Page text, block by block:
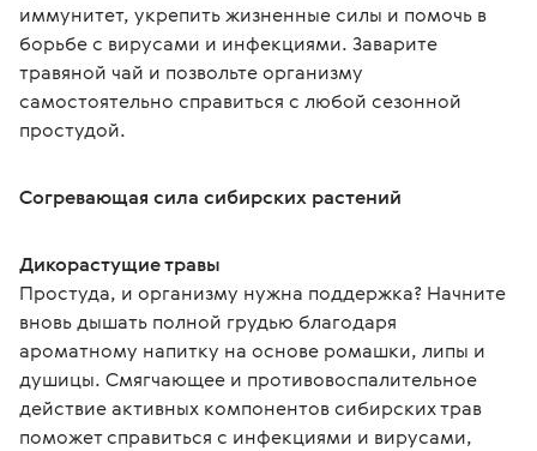
иммунитет, укрепить жизненные силы и помочь в
борьбе с вирусами и инфекциями. Заварите
травяной чай и позвольте организму
самостоятельно справиться с любой сезонной
простудой.
Согревающая сила сибирских растений
Дикорастущие травы
Простуда, и организму нужна поддержка? Начните
вновь дышать полной грудью благодаря
ароматному напитку на основе ромашки, липы и
душицы. Смягчающее и противовоспалительное
действие активных компонентов сибирских трав
поможет справиться с инфекциями и вирусами,